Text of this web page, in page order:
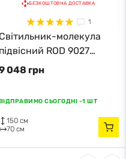
БЕЗКОШТОВНА ДОСТАВКА
1
Світильник-молекула
підвісний ROD 9027
золотий
048 грн
СЬОГОДНІ -1 ШТ
150 см
70 см